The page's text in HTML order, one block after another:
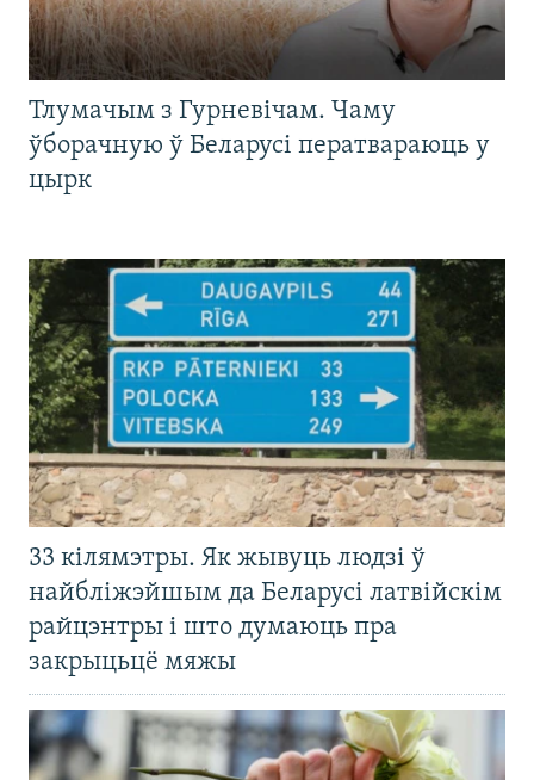
Тлумачым з Гурневічам. Чаму
ўборачную ў Беларусі ператвараюць у
цырк
33 кілямэтры. Як жывуць людзі ў
найбліжэйшым да Беларусі латвійскім
райцэнтры і што думаюць пра
закрыцьцё мяжы